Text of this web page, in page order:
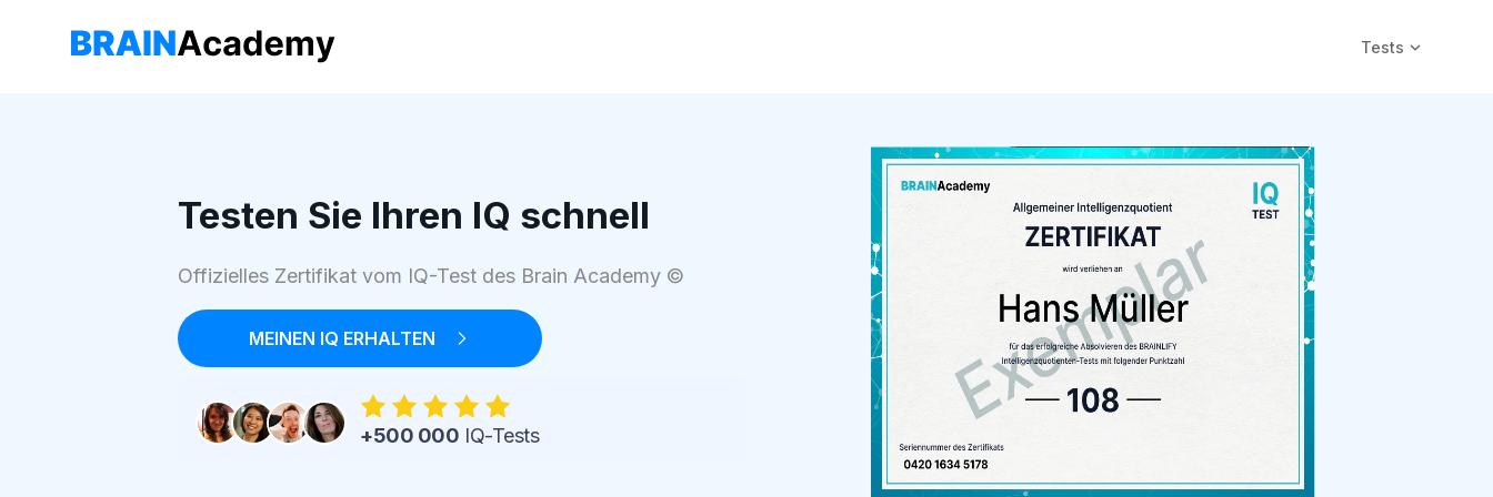
Tests
Testen Sie Ihren IQ schnell
Offizielles Zertifikat vom IQ-Test des Brain Academy ©
MEINEN IQ ERHALTEN
+500 000 IQ-Tests